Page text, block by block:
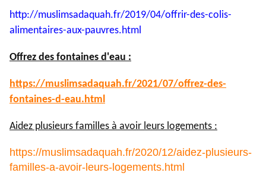
http://muslimsadaquah.fr/2019/04/offrir-des-colis-
alimentaires-aux-pauvres.html
Offrez des fontaines d'eau :
https://muslimsadaquah.fr/2021/07/offrez-des-
fontaines-d-eau.html
Aidez plusieurs familles à avoir leurs logements :
https://muslimsadaquah.fr/2020/12/aidez-plusieurs-
familles-a-avoir-leurs-logements.html